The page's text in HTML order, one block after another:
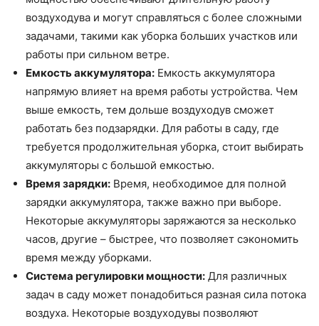
воздуходува и могут справляться с более сложными
задачами, такими как уборка больших участков или
работы при сильном ветре.
Емкость аккумулятора: Емкость аккумулятора
напрямую влияет на время работы устройства. Чем
выше емкость, тем дольше воздуходув сможет
работать без подзарядки. Для работы в саду, где
требуется продолжительная уборка, стоит выбирать
аккумуляторы с большой емкостью.
Время зарядки: Время, необходимое для полной
зарядки аккумулятора, также важно при выборе.
Некоторые аккумуляторы заряжаются за несколько
часов, другие – быстрее, что позволяет сэкономить
время между уборками.
Система регулировки мощности: Для различных
задач в саду может понадобиться разная сила потока
воздуха. Некоторые воздуходувы позволяют